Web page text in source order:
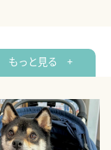
もっと見る +